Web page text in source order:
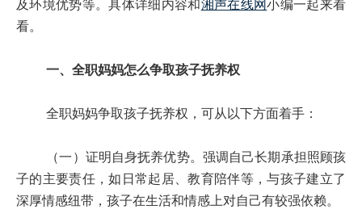
及环境优势等。具体详细内容和湘声在线网小编一起来看
看。
一、全职妈妈怎么争取孩子抚养权
全职妈妈争取孩子抚养权，可从以下方面着手：
（一）证明自身抚养优势。强调自己长期承担照顾孩
子的主要责任，如日常起居、教育陪伴等，与孩子建立了
深厚情感纽带，孩子在生活和情感上对自己有较强依赖。